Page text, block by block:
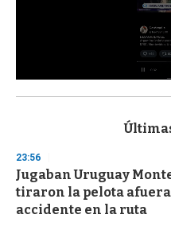
s
d
s
o
f
3
23:56
Jugaban Uruguay
tiraron la pelota
accidente en la ruta